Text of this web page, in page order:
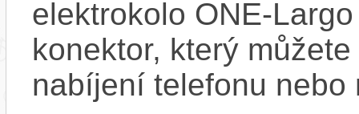
elektrokolo ONE-
konektor, který
nabíjení telefonu